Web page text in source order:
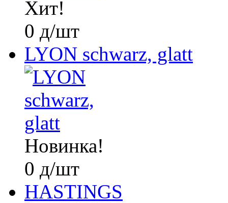
Хит!
0 д/шт
LYON schwarz, glatt
Новинка!
0 д/шт
HASTINGS